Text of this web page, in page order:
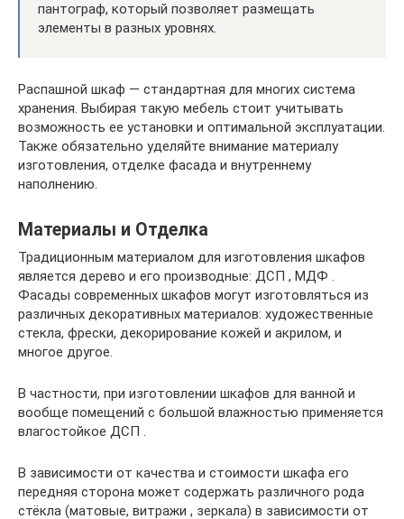
пантограф, который позволяет размещать
элементы в разных уровнях.
Распашной шкаф — стандартная для многих система
хранения. Выбирая такую мебель стоит учитывать
возможность ее установки и оптимальной эксплуатации.
Также обязательно уделяйте внимание материалу
изготовления, отделке фасада и внутреннему
наполнению.
Материалы и Отделка
Традиционным материалом для изготовления шкафов
является дерево и его производные: ДСП , МДФ .
Фасады современных шкафов могут изготовляться из
различных декоративных материалов: художественные
стекла, фрески, декорирование кожей и акрилом, и
многое другое.
В частности, при изготовлении шкафов для ванной и
вообще помещений с большой влажностью применяется
влагостойкое ДСП .
В зависимости от качества и стоимости шкафа его
передняя сторона может содержать различного рода
стёкла (матовые, витражи , зеркала) в зависимости от